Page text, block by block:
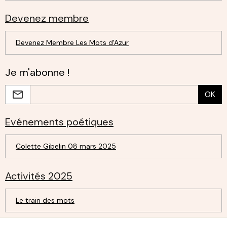
Devenez membre
Devenez Membre Les Mots d'Azur
Je m'abonne !
OK
Evénements poétiques
Colette Gibelin 08 mars 2025
Activités 2025
Le train des mots